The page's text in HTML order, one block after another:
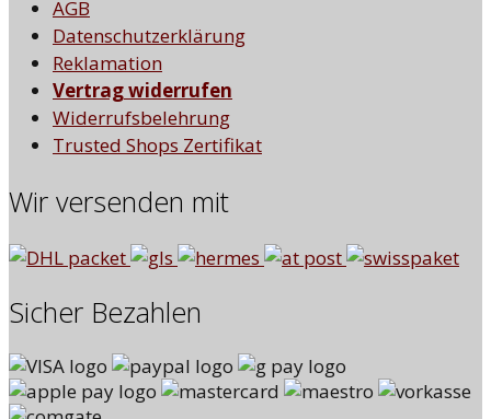
AGB
Datenschutzerklärung
Reklamation
Vertrag widerrufen
Widerrufsbelehrung
Trusted Shops Zertifikat
Wir versenden mit
Sicher Bezahlen